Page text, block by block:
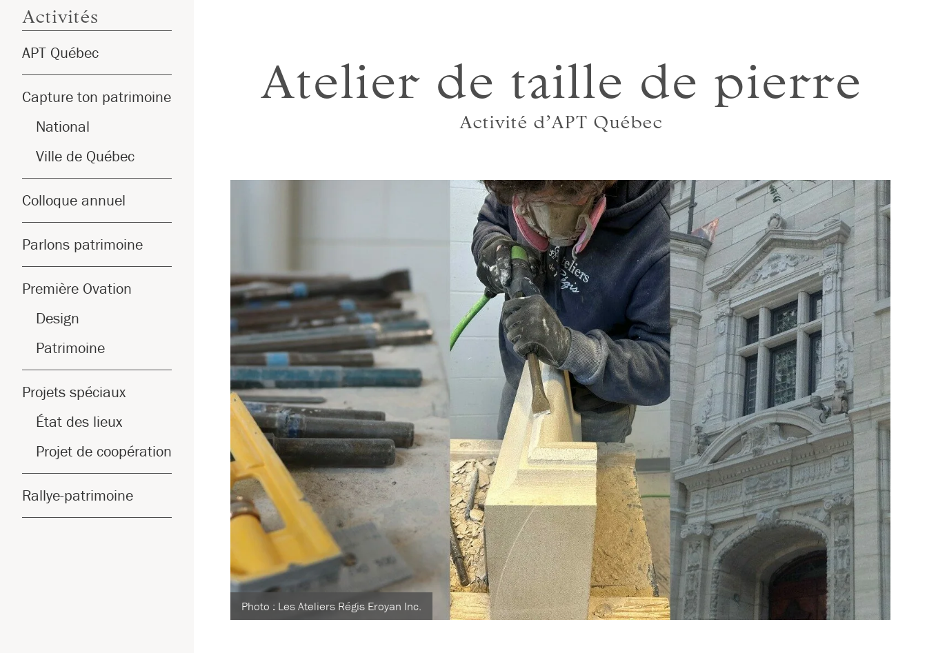
Activités
APT Québec
Capture ton patrimoine
National
Ville de Québec
Colloque annuel
Parlons patrimoine
Première Ovation
Design
Patrimoine
Projets spéciaux
État des lieux
Projet de coopération
Rallye-patrimoine
Atelier de taille de pierre
Activité d’APT Québec
Photo : Les Ateliers Régis Eroyan Inc.